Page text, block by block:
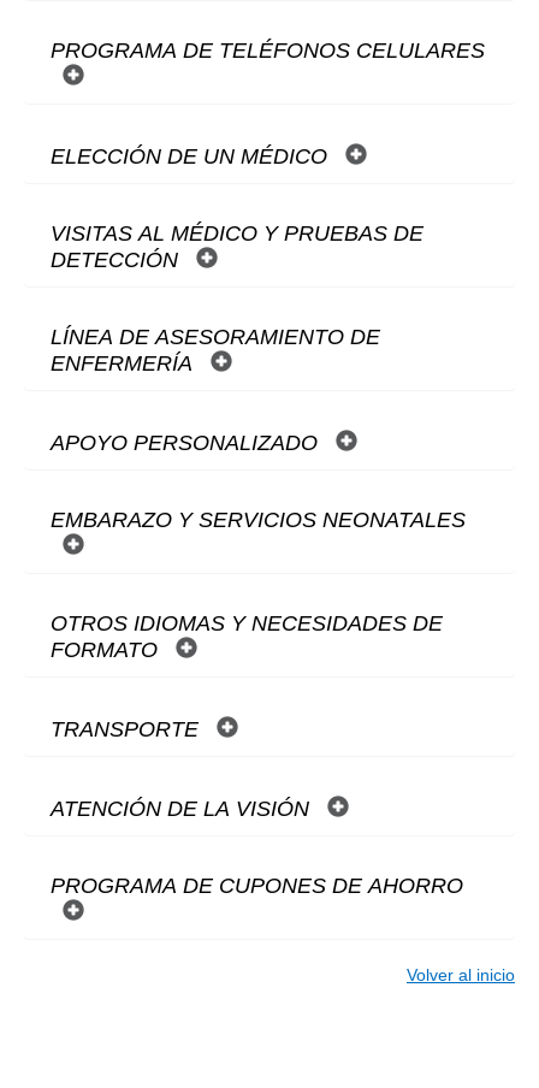
PROGRAMA DE TELÉFONOS CELULARES
ELECCIÓN DE UN MÉDICO
VISITAS AL MÉDICO Y PRUEBAS DE
DETECCIÓN
LÍNEA DE ASESORAMIENTO DE
ENFERMERÍA
APOYO PERSONALIZADO
EMBARAZO Y SERVICIOS NEONATALES
OTROS IDIOMAS Y NECESIDADES DE
FORMATO
TRANSPORTE
ATENCIÓN DE LA VISIÓN
PROGRAMA DE CUPONES DE AHORRO
Volver al inicio